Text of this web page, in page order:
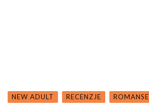
NEW ADULT RECENZJE ROMANSE